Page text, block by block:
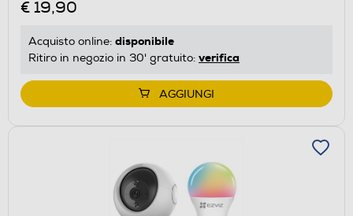
€ 19,90
Acquisto online: disponibile
Ritiro in negozio in 30' gratuito: verifica
AGGIUNGI